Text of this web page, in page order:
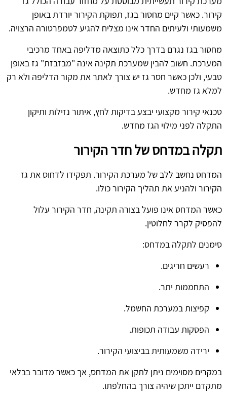
קירור. כאשר קיים מחסור בגז, תפוקת הקירור יורדת באופן
משמעותי ולעיתים החדר אינו מצליח להגיע לטמפרטורה הרצויה.
מחסור בגז נגרם בדרך כלל כתוצאה מדליפה באחד מרכיבי
המערכת. חשוב להבין שמערכת תקינה אינה "מבזבזת" גז באופן
טבעי, ולכן כאשר חסר גז יש צורך לאתר את מקור הדליפה ולא רק
למלא גז מחדש.
טכנאי קירור מקצועי יבצע בדיקות לחץ, איתור נזילות ותיקון
התקלה לפני מילוי הגז מחדש.
תקלה במדחס של חדר הקירור
המדחס נחשב ללב של מערכת הקירור. תפקידו לדחוס את גז
הקירור ולהניע את תהליך הקירור כולו.
כאשר המדחס אינו פועל בצורה תקינה, חדר הקירור עלול
להפסיק לקרר לחלוטין.
סימנים לתקלה במדחס:
רעשים חריגים.
התחממות יתר.
קפיצות במערכת החשמל.
הפסקות עבודה תכופות.
ירידה משמעותית בביצועי הקירור.
במקרים מסוימים ניתן לתקן את המדחס, אך כאשר מדובר בבלאי
מתקדם ייתכן שיהיה צורך בהחלפתו.